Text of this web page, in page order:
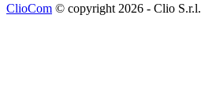
ClioCom © copyright 2026 - Clio